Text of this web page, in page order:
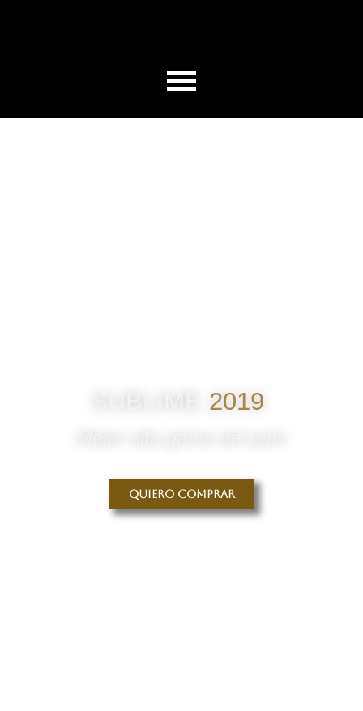
2019
Quiero comprar